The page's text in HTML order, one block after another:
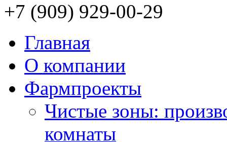
+7 (909) 929-00-29
Главная
О компании
Фармпроекты
Чистые зоны:
комнаты